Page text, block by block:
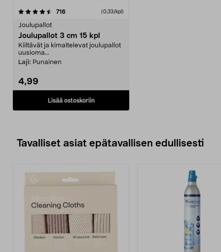
716arvostelut (0,33/kpl)
Joulupallot
Joulupallot 3 cm 15 kpl
Kiiltävät ja kimaltelevat joulupallot
uusioma...
Laji: Punainen
4,99
Lisää ostoskoriin
Tavalliset asiat epätavallisen edullisesti